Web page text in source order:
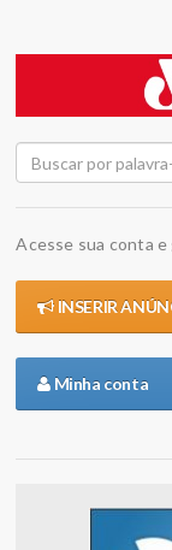
Acesse sua conta
INSERIR
Minha conta